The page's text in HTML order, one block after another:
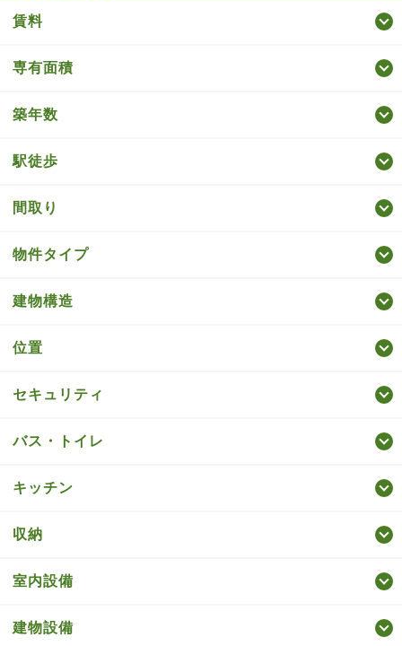
賃料
専有面積
築年数
駅徒歩
間取り
物件タイプ
建物構造
位置
セキュリティ
バス・トイレ
キッチン
収納
室内設備
建物設備